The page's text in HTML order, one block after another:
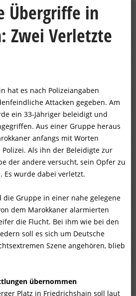
Übergriffe in
Zwei Verletzte
hat es nach Polizeiangaben
Attacken gegeben. Am
ein 33-Jähriger beleidigt und
Aus einer Gruppe heraus
anfangs mit Worten
Als ihn der Beleidigte zur
der andere versucht, sein Opfer zu
Es wurde dabei verletzt.
die Gruppe in einer nahe gelegene
dem Marokkaner alarmierten
die Flucht. Bei ihm wie bei den
soll es sich um Deutsche
Szene angehören, blieb
übernommen
Platz in Friedrichshain soll laut